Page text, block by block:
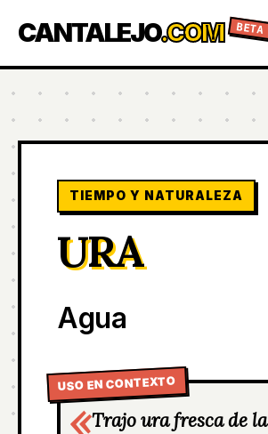
CANTALEJO.COM BETA
TIEMPO Y NATURALEZA
URA
Agua
USO EN CONTEXTO
Trajo ura fresca de la